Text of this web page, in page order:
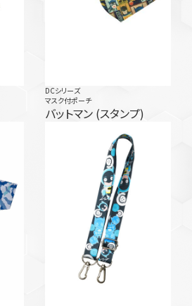
DCシリーズ
マスク付ポーチ
バットマン (スタンプ)